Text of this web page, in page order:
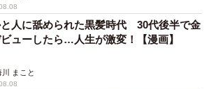
人に舐められた黒髪時代 30代後半で金
ューしたら…人生が激変！【漫画】
川 まこと